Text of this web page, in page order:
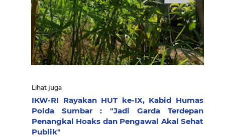
Lihat juga
IKW-RI Rayakan HUT ke-IX, Kabid Humas
Polda Sumbar : "Jadi Garda Terdepan
Penangkal Hoaks dan Pengawal Akal Sehat
Publik"